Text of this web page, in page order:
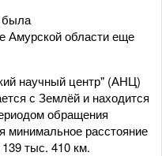
была
Амурской области еще
научный центр" (АНЦ)
с Землёй и находится
обращения
минимальное расстояние
тыс. 410 км.